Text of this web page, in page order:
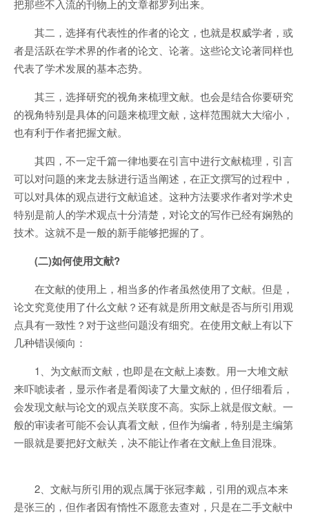
把那些不入流的刊物上的文章都罗列出来。
其二，选择有代表性的作者的论文，也就是权威学者，或
者是活跃在学术界的作者的论文、论著。这些论文论著同样也
代表了学术发展的基本态势。
其三，选择研究的视角来梳理文献。也会是结合你要研究
的视角特别是具体的问题来梳理文献，这样范围就大大缩小，
也有利于作者把握文献。
其四，不一定千篇一律地要在引言中进行文献梳理，引言
可以对问题的来龙去脉进行适当阐述，在正文撰写的过程中，
可以对具体的观点进行文献追述。这种方法要求作者对学术史
特别是前人的学术观点十分清楚，对论文的写作已经有娴熟的
技术。这就不是一般的新手能够把握的了。
(二)如何使用文献?
在文献的使用上，相当多的作者虽然使用了文献。但是，
论文究竟使用了什么文献？还有就是所用文献是否与所引用观
点具有一致性？对于这些问题没有细究。在使用文献上有以下
几种错误倾向：
1、为文献而文献，也即是在文献上凑数。用一大堆文献
来吓唬读者，显示作者是看阅读了大量文献的，但仔细看后，
会发现文献与论文的观点关联度不高。实际上就是假文献。一
般的审读者可能不会认真看文献，但作为编者，特别是主编第
一眼就是要把好文献关，决不能让作者在文献上鱼目混珠。
2、文献与所引用的观点属于张冠李戴，引用的观点本来
是张三的，但作者因有惰性不愿意去查对，只是在二手文献中